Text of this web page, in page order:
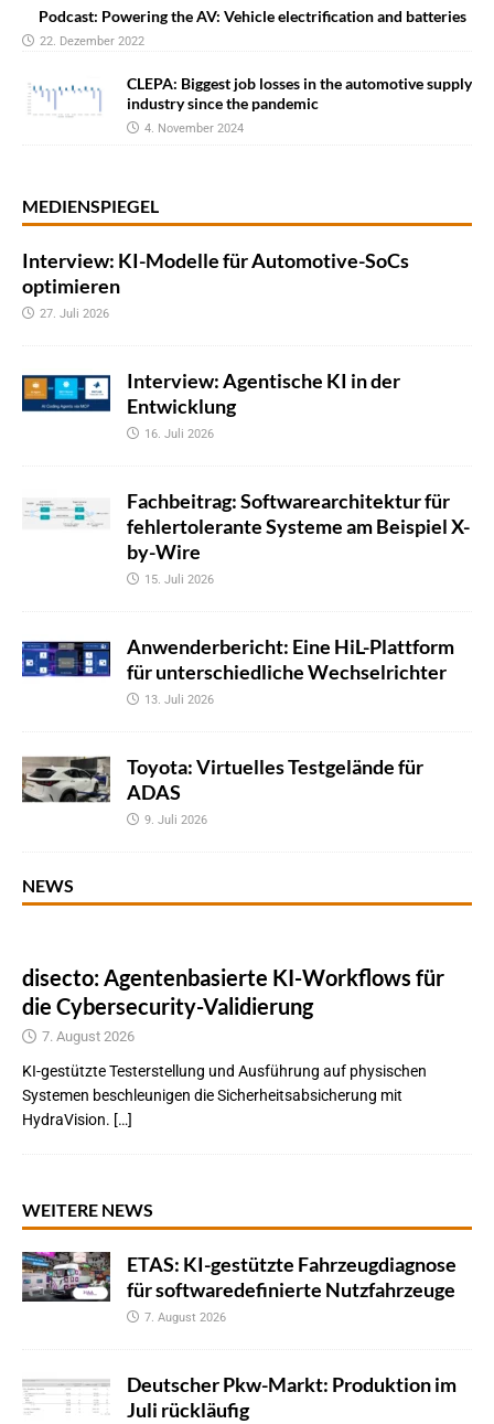
Podcast: Powering the AV: Vehicle electrification and batteries
22. Dezember 2022
CLEPA: Biggest job losses in the automotive supply
industry since the pandemic
4. November 2024
MEDIENSPIEGEL
Interview: KI-Modelle für Automotive-SoCs
optimieren
27. Juli 2026
Interview: Agentische KI in der
Entwicklung
16. Juli 2026
Fachbeitrag: Softwarearchitektur für
fehlertolerante Systeme am Beispiel X-
by-Wire
15. Juli 2026
Anwenderbericht: Eine HiL-Plattform
für unterschiedliche Wechselrichter
13. Juli 2026
Toyota: Virtuelles Testgelände für
ADAS
9. Juli 2026
NEWS
disecto: Agentenbasierte KI-Workflows für
die Cybersecurity-Validierung
7. August 2026
KI-gestützte Testerstellung und Ausführung auf physischen
Systemen beschleunigen die Sicherheitsabsicherung mit
HydraVision. […]
WEITERE NEWS
ETAS: KI-gestützte Fahrzeugdiagnose
für softwaredefinierte Nutzfahrzeuge
7. August 2026
Deutscher Pkw-Markt: Produktion im
Juli rückläufig